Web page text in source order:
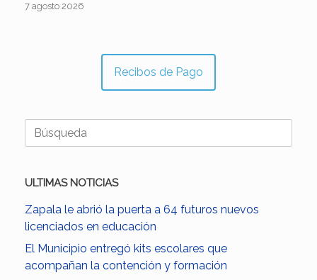
7 agosto 2026
Recibos de Pago
Buscar:
ULTIMAS NOTICIAS
Zapala le abrió la puerta a 64 futuros nuevos
licenciados en educación
El Municipio entregó kits escolares que
acompañan la contención y formación